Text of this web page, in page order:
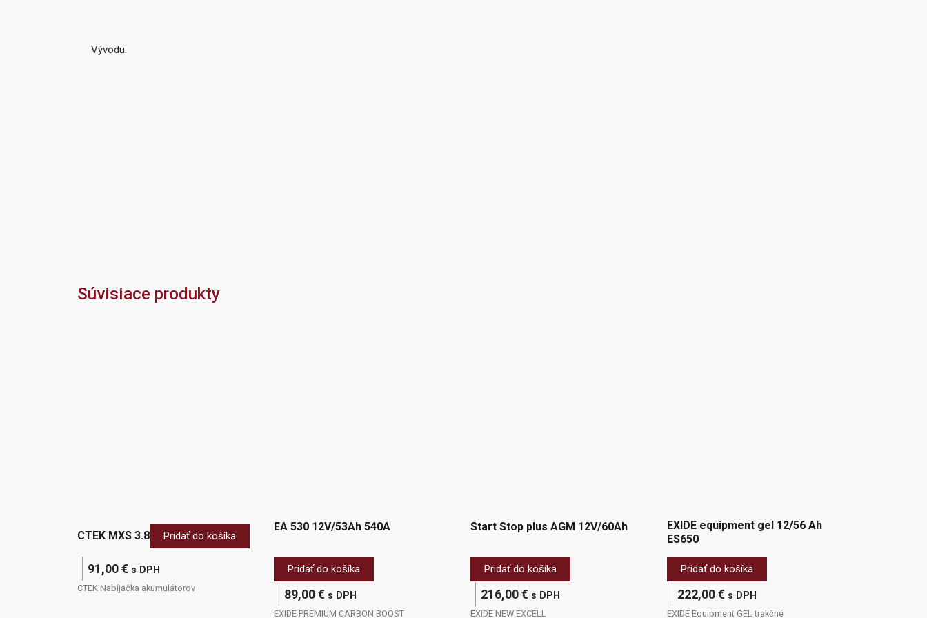
Vývodu:
Súvisiace produkty
CTEK MXS 3.8 Pridať do košíka
91,00€ s DPH
CTEK Nabíjačka akumulátorov
EA 530 12V/53Ah 540A
Pridať do košíka
89,00€ s DPH
EXIDE PREMIUM CARBON BOOST
Start Stop plus AGM 12V/60Ah
Pridať do košíka
216,00€ s DPH
EXIDE NEW EXCELL
EXIDE equipment gel 12/56 Ah
ES650
Pridať do košíka
222,00€ s DPH
EXIDE Equipment GEL trakčné